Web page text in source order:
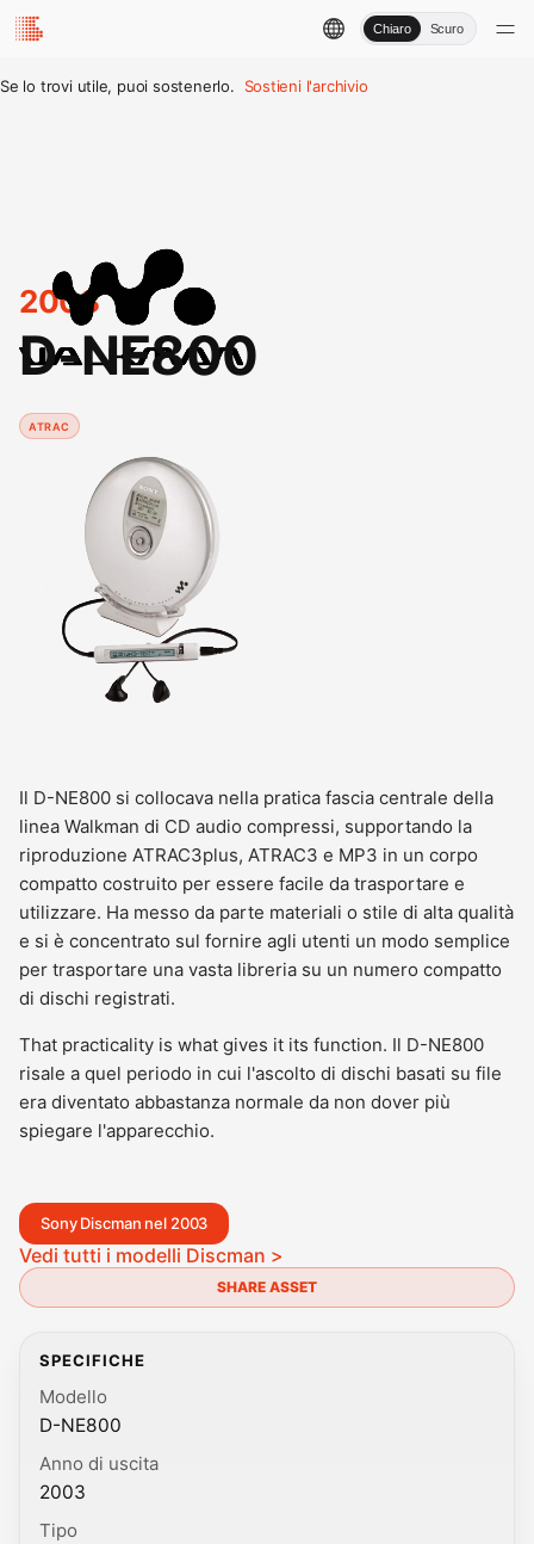
Chiaro Scuro
Se lo trovi utile, puoi sostenerlo. Sostieni l'archivio
2003
D-NE800
ATRAC
Il D-NE800 si collocava nella pratica fascia centrale della
linea Walkman di CD audio compressi, supportando la
riproduzione ATRAC3plus, ATRAC3 e MP3 in un corpo
compatto costruito per essere facile da trasportare e
utilizzare. Ha messo da parte materiali o stile di alta qualità
e si è concentrato sul fornire agli utenti un modo semplice
per trasportare una vasta libreria su un numero compatto
di dischi registrati.
That practicality is what gives it its function. Il D-NE800
risale a quel periodo in cui l'ascolto di dischi basati su file
era diventato abbastanza normale da non dover più
spiegare l'apparecchio.
Sony Discman nel 2003
Vedi tutti i modelli Discman >
SHARE ASSET
SPECIFICHE
Modello
D-NE800
Anno di uscita
2003
Tipo